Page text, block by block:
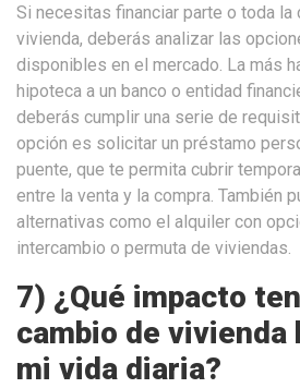
Si necesitas financiar parte o toda la
vivienda, deberás analizar las
disponibles en el mercado. La más
hipoteca a un banco o entidad
deberás cumplir una serie de
opción es solicitar un préstamo
puente, que te permita cubrir
entre la venta y la compra. También
alternativas como el alquiler con
intercambio o permuta de viviendas.
7) ¿Qué impacto
cambio de vivienda
mi vida diaria?